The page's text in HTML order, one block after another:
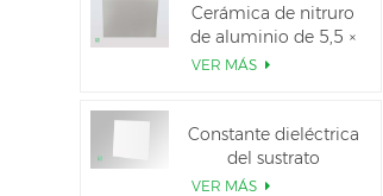
Cerámica de nitruro
de aluminio de 5,5 ×
7,5 pulgadas
VER MÁS
Constante dieléctrica
del sustrato
cerámico Al2O3 al
VER MÁS